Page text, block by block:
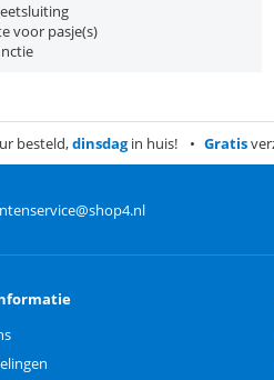
voor pasje(s)
besteld,dinsdagin huis! Gratis